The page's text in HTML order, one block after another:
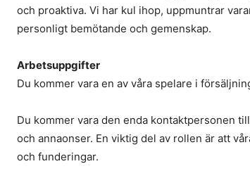
och proaktiva. Vi har kul ihop, uppmuntrar
personligt bemötande och gemenskap.
Arbetsuppgifter
Du kommer vara en av våra spelare i
Du kommer vara den enda kontaktpersonen
och annaonser. En viktig del av rollen är att
och funderingar.